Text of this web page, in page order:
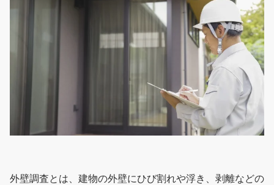
外壁調査とは、建物の外壁にひび割れや浮き、剥離などの